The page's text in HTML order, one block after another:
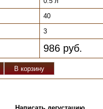
40
3
986 руб.